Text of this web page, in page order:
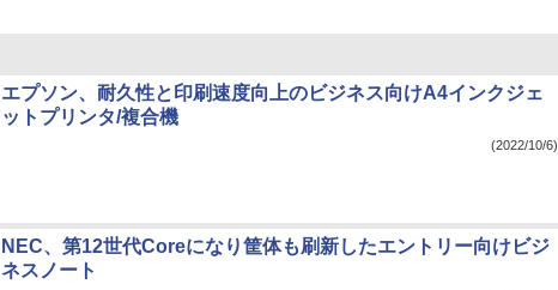
エプソン、耐久性と印刷速度向上のビジネス向けA4インクジェ
ットプリンタ/複合機
(2022/10/6)
NEC、第12世代Coreになり筐体も刷新したエントリー向けビジ
ネスノート